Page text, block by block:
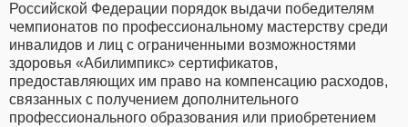
Российской Федерации порядок выдачи победителям
чемпионатов по профессиональному мастерству среди
инвалидов и лиц с ограниченными возможностями
здоровья «Абилимпикс» сертификатов,
предоставляющих им право на компенсацию расходов,
связанных с получением дополнительного
профессионального образования или приобретением